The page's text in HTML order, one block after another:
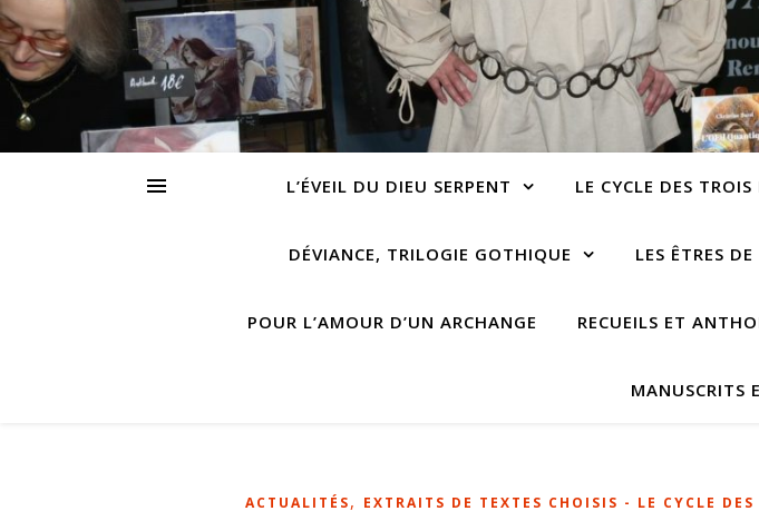
L’ÉVEIL DU DIEU SERPENT LE CYCLE DES TROIS
DÉVIANCE, TRILOGIE GOTHIQUE LES ÊTRES
POUR L’AMOUR D’UN ARCHANGE RECUEILS ET
MANUSCRITS
ACTUALITÉS, EXTRAITS DE TEXTES CHOISIS - LE CYCLE DES